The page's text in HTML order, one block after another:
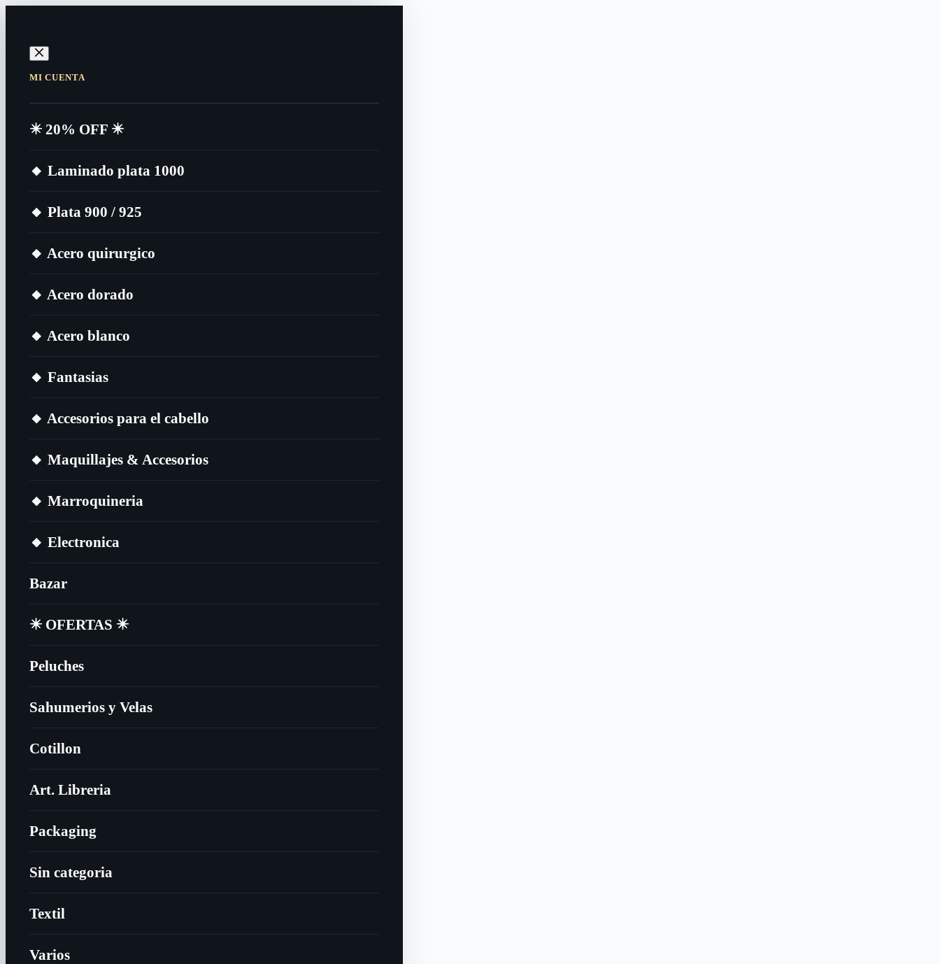
MI CUENTA
✴️​ 20% OFF ✴️​
🔸​ Laminado plata 1000
🔸​ Plata 900 / 925
🔸​ Acero quirurgico
🔸​ Acero dorado
🔸​ Acero blanco
🔸​ Fantasias
🔸​ Accesorios para el cabello
🔸​ Maquillajes & Accesorios
🔸​ Marroquineria
🔸​ Electronica
Bazar
✴️​ OFERTAS ✴️​
Peluches
Sahumerios y Velas
Cotillon
Art. Libreria
Packaging
Sin categoria
Textil
Varios